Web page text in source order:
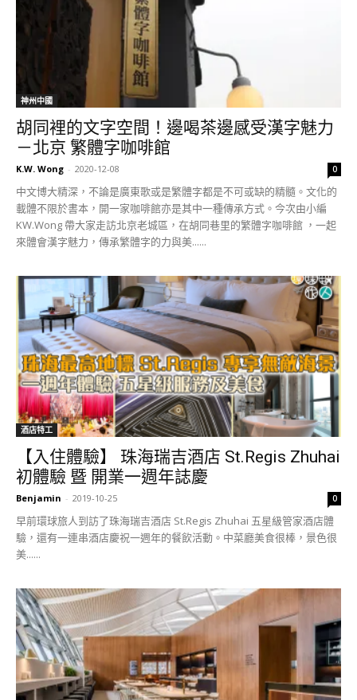
神州中國
胡同裡的文字空間！邊喝茶邊感受漢字魅力
－北京 繁體字咖啡館
K.W. Wong - 2020-12-08 0
中文博大精深，不論是廣東歌或是繁體字都是不可或缺的精髓。文化的
載體不限於書本，開一家咖啡館亦是其中一種傳承方式。今次由小編
KW.Wong 帶大家走訪北京老城區，在胡同巷里的繁體字咖啡館 ，一起
來體會漢字魅力，傳承繁體字的力與美......
酒店特工
【入住體驗】 珠海瑞吉酒店 St.Regis Zhuhai
初體驗 暨 開業一週年誌慶
Benjamin - 2019-10-25 0
早前環球旅人到訪了珠海瑞吉酒店 St.Regis Zhuhai 五星級管家酒店體
驗，還有一連串酒店慶祝一週年的餐飲活動。中菜廳美食很棒，景色很
美......